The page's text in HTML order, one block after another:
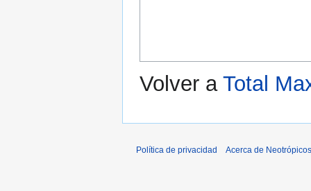
Volver a Total
Política de privacidad Acerca de Neotrópicos